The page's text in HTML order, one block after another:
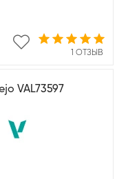
1 ОТЗЫВ
VAL73597